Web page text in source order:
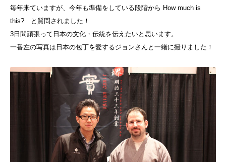
毎年来ていますが、今年も準備をしている段階から How much is
this? と質問されました！
3日間頑張って日本の文化・伝統を伝えたいと思います。
一番左の写真は日本の包丁を愛するジョンさんと一緒に撮りました！